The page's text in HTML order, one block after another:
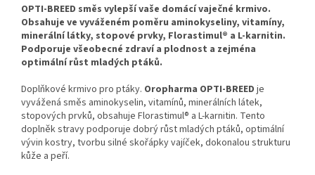
OPTI-BREED směs vylepší vaše domácí vaječné krmivo.
Obsahuje ve vyváženém poměru aminokyseliny, vitamíny,
minerální látky, stopové prvky, Florastimul® a L-karnitin.
Podporuje všeobecné zdraví a plodnost a zejména
optimální růst mladých ptáků.
Doplňkové krmivo pro ptáky. Oropharma OPTI-BREED je
vyvážená směs aminokyselin, vitamínů, minerálních látek,
stopových prvků, obsahuje Florastimul® a L-karnitin. Tento
doplněk stravy podporuje dobrý růst mladých ptáků, optimální
vývin kostry, tvorbu silné skořápky vajíček, dokonalou strukturu
kůže a peří.